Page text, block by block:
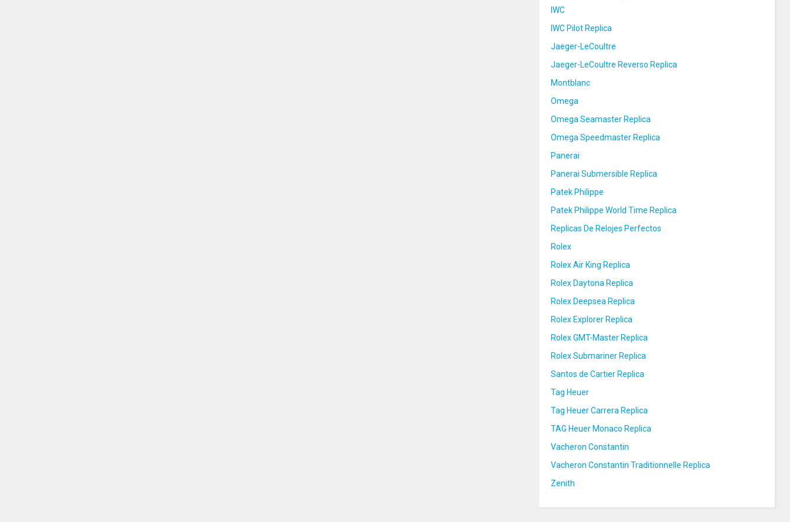
IWC
IWC Pilot Replica
Jaeger-LeCoultre
Jaeger-LeCoultre Reverso Replica
Montblanc
Omega
Omega Seamaster Replica
Omega Speedmaster Replica
Panerai
Panerai Submersible Replica
Patek Philippe
Patek Philippe World Time Replica
Replicas De Relojes Perfectos
Rolex
Rolex Air King Replica
Rolex Daytona Replica
Rolex Deepsea Replica
Rolex Explorer Replica
Rolex GMT-Master Replica
Rolex Submariner Replica
Santos de Cartier Replica
Tag Heuer
Tag Heuer Carrera Replica
TAG Heuer Monaco Replica
Vacheron Constantin
Vacheron Constantin Traditionnelle Replica
Zenith